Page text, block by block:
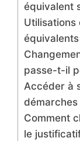
équivalent
Utilisations
passe-t-il
Accéder à
Comment
le